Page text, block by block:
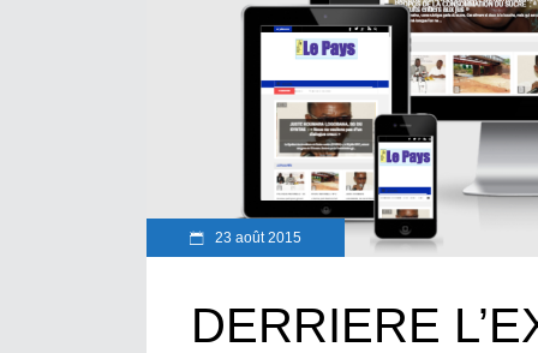
23 août 2015
DERRIERE